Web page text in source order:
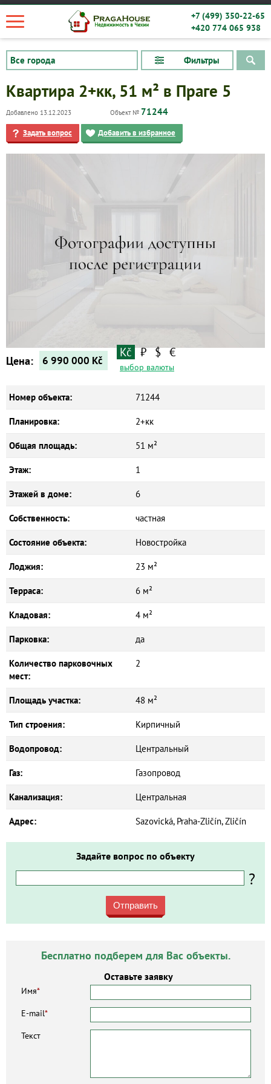
+7 (499) 350-22-65
+420 774 065 938
Фильтры
Коммерческие объекты
Квартира 2+кк, 51 м² в Праге 5
Добавлено 13.12.2023 Объект № 71244
Задать вопрос Добавить в избранное
Цена: 6 990 000 Kč
Kč ₽ $ €
выбор валюты
Номер объекта: 71244
Планировка: 2+кк
Общая площадь: 51 м²
Этаж: 1
Этажей в доме: 6
Собственность: частная
Состояние объекта: Новостройка
Лоджия: 23 м²
Терраса: 6 м²
Кладовая: 4 м²
Парковка: да
Количество парковочных
мест:
2
Площадь участка: 48 м²
Тип строения: Кирпичный
Водопровод: Центральный
Газ: Газопровод
Канализация: Центральная
Адрес: Sazovická, Praha-Zličín, Zličín
Задайте вопрос по объекту
?
Отправить
Бесплатно подберем для Вас объекты.
Оставьте заявку
Имя*
E-mail*
Текст